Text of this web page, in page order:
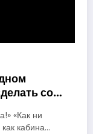
со
«Как ни
кабина…